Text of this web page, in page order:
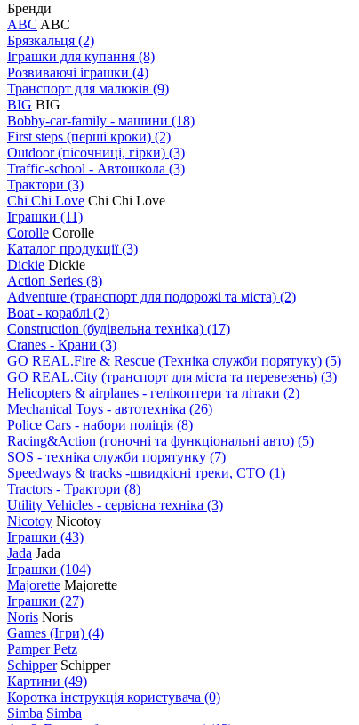
Бренди
ABC ABC
Брязкальця (2)
Іграшки для купання (8)
Розвиваючі іграшки (4)
Транспорт для малюків (9)
BIG BIG
Bobby-car-family - машини (18)
First steps (перші кроки) (2)
Outdoor (пісочниці, гірки) (3)
Traffic-school - Автошкола (3)
Трактори (3)
Chi Chi Love Chi Chi Love
Іграшки (11)
Corolle Corolle
Каталог продукції(3)
Dickie Dickie
Action Series (8)
Adventure (транспорт для подорожі та міста) (2)
Boat - кораблі (2)
Construction (будівельна техніка) (17)
Cranes - Крани (3)
GO REAL.Fire & Rescue (Техніка служби порятуку) (5)
GO REAL.City (транспорт для міста та перевезень) (3)
Helicopters & airplanes - гелікоптери та літаки (2)
Mechanical Toys - автотехніка (26)
Police Cars - набори поліція (8)
Racing&Action (гоночні та функціональні авто) (5)
SOS - техніка служби порятунку (7)
Speedways & tracks -швидкісні треки, СТО (1)
Tractors - Трактори (8)
Utility Vehicles - сервісна техніка (3)
Nicotoy Nicotoy
Іграшки (43)
Jada Jada
Іграшки (104)
Majorette Majorette
Іграшки (27)
Noris Noris
Games (Ігри) (4)
Pamper Petz
Schipper Schipper
Картини (49)
Коротка інструкція користувача (0)
Simba Simba